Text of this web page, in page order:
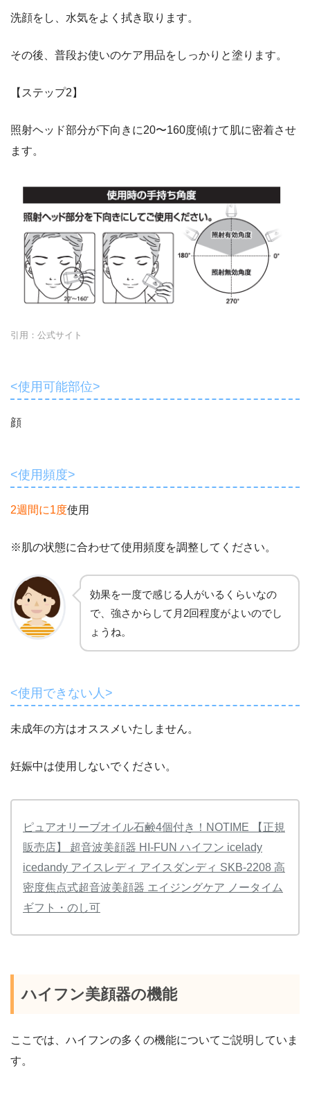
洗顔をし、水気をよく拭き取ります。
その後、普段お使いのケア用品をしっかりと塗ります。
【ステップ2】
照射ヘッド部分が下向きに20〜160度傾けて肌に密着させ
ます。
引用： 公式サイト
<使用可能部位>
顔
<使用頻度>
2週間に1度使用
※肌の状態に合わせて使用頻度を調整してください。
効果を一度で感じる人がいるくらいなの
で、強さからして月2回程度がよいのでし
ょうね。
<使用できない人>
未成年の方はオススメいたしません。
妊娠中は使用しないでください。
ピュアオリーブオイル石鹸4個付き！NOTIME 【正規
販売店】 超音波美顔器 HI-FUN ハイフン icelady
icedandy アイスレディ アイスダンディ SKB-2208 高
密度焦点式超音波美顔器 エイジングケア ノータイム
ギフト・のし可
ハイフン美顔器の機能
ここでは、ハイフンの多くの機能についてご説明していま
す。